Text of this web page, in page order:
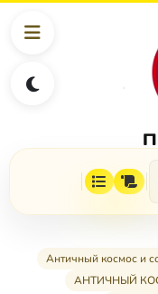
Античный космос и
АНТИЧНЫЙ